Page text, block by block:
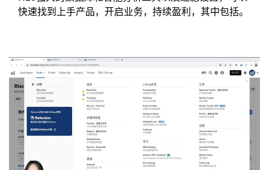
快速找到上手产品，开启业务，持续盈利，其中包括。